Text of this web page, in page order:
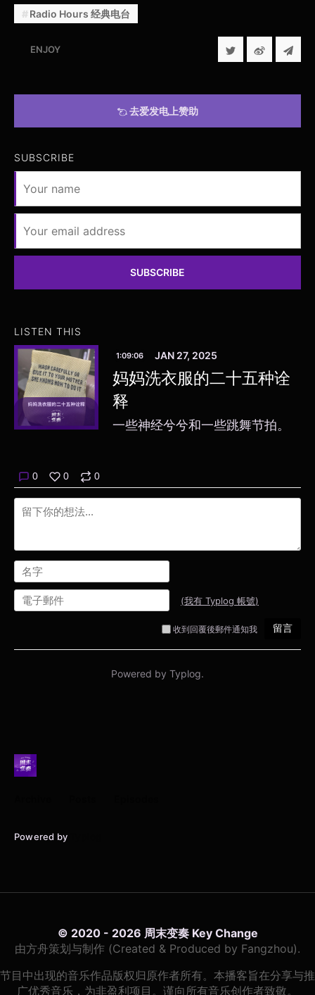
Radio Hours 经典电台
ENJOY
去爱发电上赞助
SUBSCRIBE
SUBSCRIBE
LISTEN THIS
1:09:06 JAN 27, 2025
妈妈洗衣服的二十五种诠
释
一些神经兮兮和一些跳舞节拍。
Powered by
© 2020 - 2026 周末变奏 Key Change
由方舟策划与制作 (Created & Produced by Fangzhou).
节目中出现的音乐作品版权归原作者所有。本播客旨在分享与推
广优秀音乐，为非盈利项目。谨向所有音乐创作者致敬。